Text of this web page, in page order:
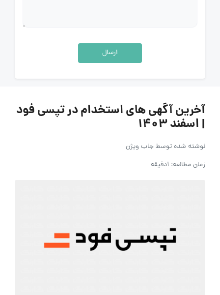
ارسال
آخرین آگهی های استخدام در تپسی فود
| اسفند ۱۴۰۳
نوشته شده توسطجاب ویژن
زمان مطالعه: 1دقیقه